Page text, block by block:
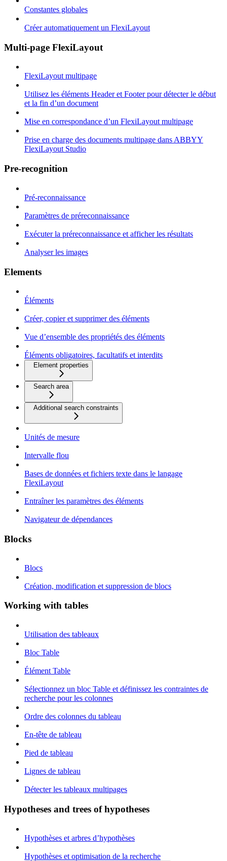
Constantes globales
Créer automatiquement un FlexiLayout
Multi-page FlexiLayout
FlexiLayout multipage
Utilisez les éléments Header et Footer pour détecter le début
et la fin d’un document
Mise en correspondance d’un FlexiLayout multipage
Prise en charge des documents multipage dans ABBYY
FlexiLayout Studio
Pre-recognition
Pré-reconnaissance
Paramètres de préreconnaissance
Exécuter la préreconnaissance et afficher les résultats
Analyser les images
Elements
Éléments
Créer, copier et supprimer des éléments
Vue d’ensemble des propriétés des éléments
Éléments obligatoires, facultatifs et interdits
Element properties
Search area
Additional search constraints
Unités de mesure
Intervalle flou
Bases de données et fichiers texte dans le langage
FlexiLayout
Entraîner les paramètres des éléments
Navigateur de dépendances
Blocks
Blocs
Création, modification et suppression de blocs
Working with tables
Utilisation des tableaux
Bloc Table
Élément Table
Sélectionnez un bloc Table et définissez les contraintes de
recherche pour les colonnes
Ordre des colonnes du tableau
En-tête de tableau
Pied de tableau
Lignes de tableau
Détecter les tableaux multipages
Hypotheses and trees of hypotheses
Hypothèses et arbres d’hypothèses
Hypothèses et optimisation de la recherche